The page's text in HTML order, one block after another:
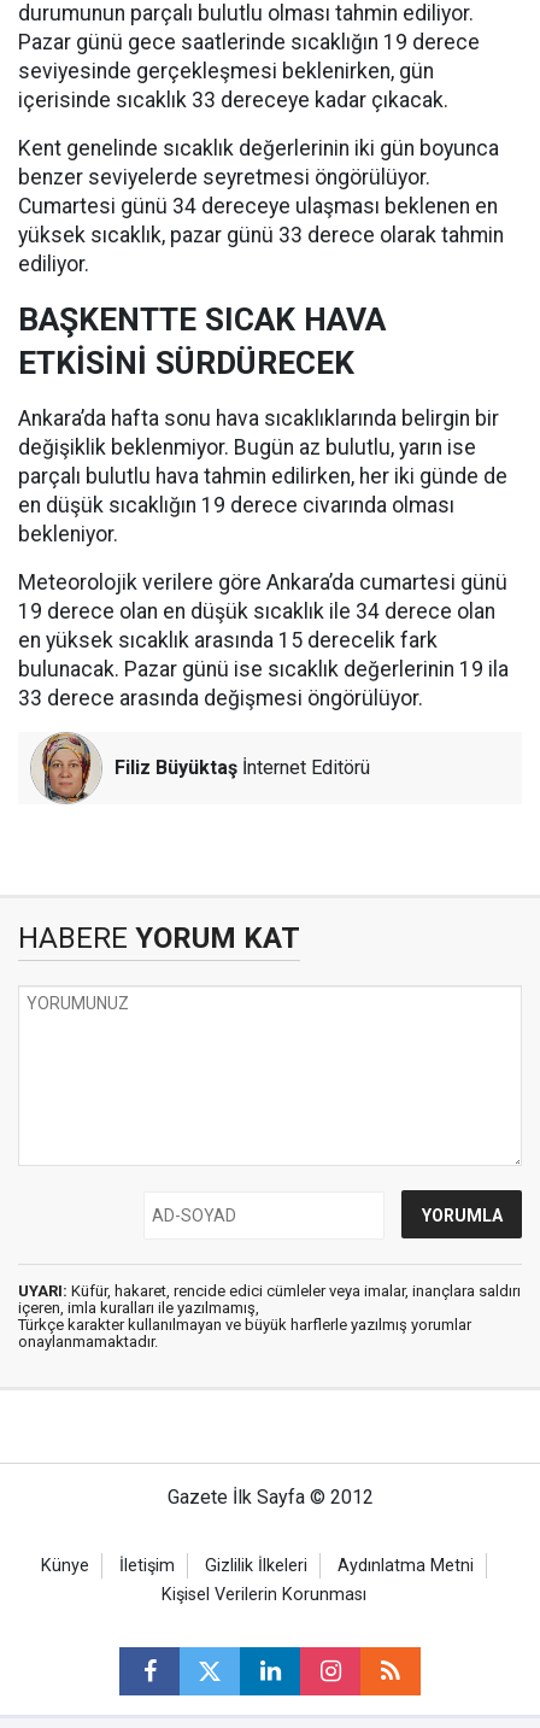
durumunun parçalı bulutlu olması tahmin ediliyor.
Pazar günü gece saatlerinde sıcaklığın 19 derece
seviyesinde gerçekleşmesi beklenirken, gün
içerisinde sıcaklık 33 dereceye kadar çıkacak.
Kent genelinde sıcaklık değerlerinin iki gün boyunca
benzer seviyelerde seyretmesi öngörülüyor.
Cumartesi günü 34 dereceye ulaşması beklenen en
yüksek sıcaklık, pazar günü 33 derece olarak tahmin
ediliyor.
BAŞKENTTE SICAK HAVA
ETKİSİNİ SÜRDÜRECEK
Ankara’da hafta sonu hava sıcaklıklarında belirgin bir
değişiklik beklenmiyor. Bugün az bulutlu, yarın ise
parçalı bulutlu hava tahmin edilirken, her iki günde de
en düşük sıcaklığın 19 derece civarında olması
bekleniyor.
Meteorolojik verilere göre Ankara’da cumartesi günü
19 derece olan en düşük sıcaklık ile 34 derece olan
en yüksek sıcaklık arasında 15 derecelik fark
bulunacak. Pazar günü ise sıcaklık değerlerinin 19 ila
33 derece arasında değişmesi öngörülüyor.
Filiz Büyüktaş İnternet Editörü
HABERE YORUM KAT
UYARI: Küfür, hakaret, rencide edici cümleler veya imalar, inançlara saldırı
içeren, imla kuralları ile yazılmamış,
Türkçe karakter kullanılmayan ve büyük harflerle yazılmış yorumlar
onaylanmamaktadır.
Gazete İlk Sayfa © 2012
Künye İletişim Gizlilik İlkeleri
Aydınlatma Metni
Kişisel Verilerin Korunması